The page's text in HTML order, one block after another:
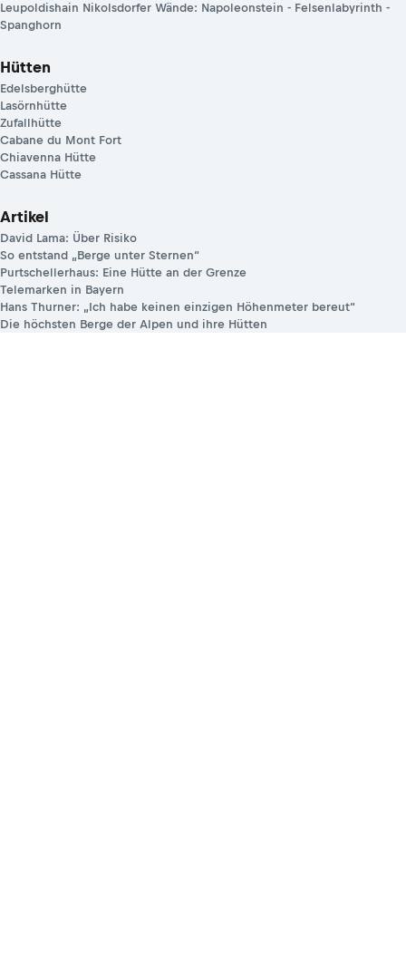
Leupoldishain Nikolsdorfer Wände: Napoleonstein - Felsenlabyrinth -
Spanghorn
Hütten
Edelsberghütte
Lasörnhütte
Zufallhütte
Cabane du Mont Fort
Chiavenna Hütte
Cassana Hütte
Artikel
David Lama: Über Risiko
So entstand „Berge unter Sternen“
Purtschellerhaus: Eine Hütte an der Grenze
Telemarken in Bayern
Hans Thurner: „Ich habe keinen einzigen Höhenmeter bereut“
Die höchsten Berge der Alpen und ihre Hütten